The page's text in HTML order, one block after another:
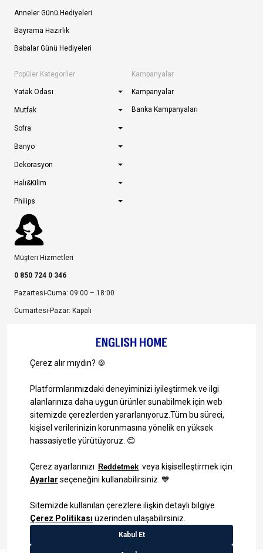
Anneler Günü Hediyeleri
Bayrama Hazırlık
Babalar Günü Hediyeleri
Popüler Kategoriler
Yatak Odası
Mutfak
Sofra
Banyo
Dekorasyon
Halı&Kilim
Philips
Kampanyalar
Kampanyalar
Banka Kampanyaları
Müşteri Hizmetleri
0 850 724 0 346
Pazartesi-Cuma: 09:00 – 18:00
Cumartesi-Pazar: Kapalı
Ayrıcalıklardan yararlanmak için uygulamamızı indirin.
1000 TL ve Üzeri Alışverişlerinizde Kargo Bedava!
Bilgi Toplum Hizmetleri
KVKK Veri İşleme Politikamız